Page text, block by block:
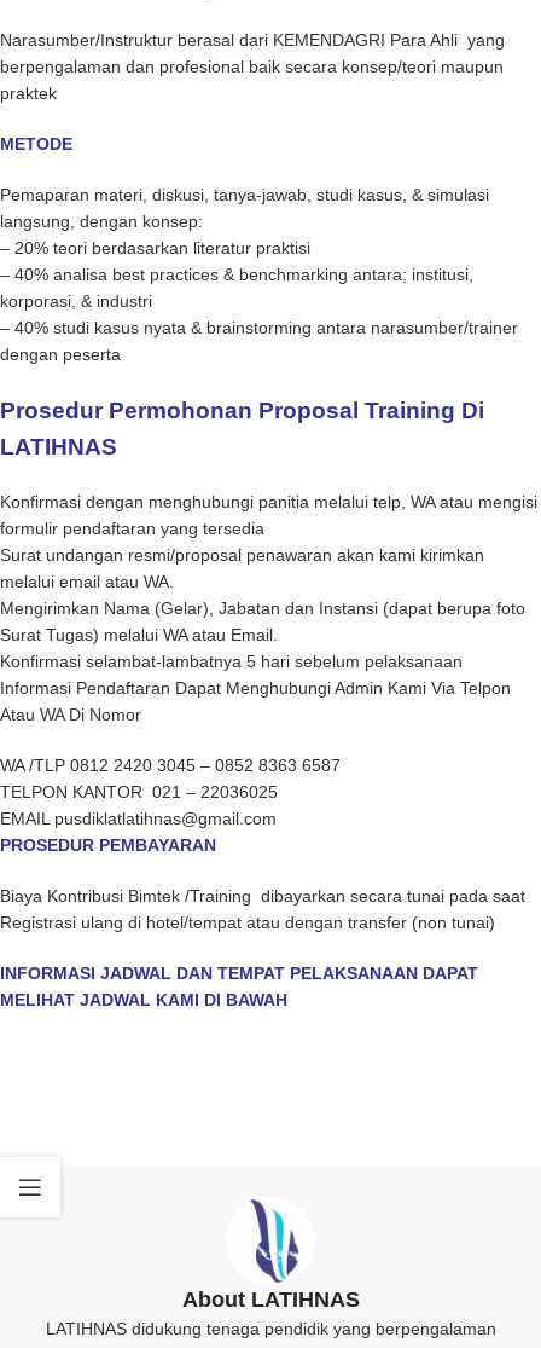
Narasumber/Instruktur berasal dari KEMENDAGRI Para Ahli yang
berpengalaman dan profesional baik secara konsep/teori maupun
praktek
METODE
Pemaparan materi, diskusi, tanya-jawab, studi kasus, & simulasi
langsung, dengan konsep:
– 20% teori berdasarkan literatur praktisi
– 40% analisa best practices & benchmarking antara; institusi,
korporasi, & industri
– 40% studi kasus nyata & brainstorming antara narasumber/trainer
dengan peserta
Prosedur Permohonan Proposal Training Di
LATIHNAS
Konfirmasi dengan menghubungi panitia melalui telp, WA atau mengisi
formulir pendaftaran yang tersedia
Surat undangan resmi/proposal penawaran akan kami kirimkan
melalui email atau WA.
Mengirimkan Nama (Gelar), Jabatan dan Instansi (dapat berupa foto
Surat Tugas) melalui WA atau Email.
Konfirmasi selambat-lambatnya 5 hari sebelum pelaksanaan
Informasi Pendaftaran Dapat Menghubungi Admin Kami Via Telpon
Atau WA Di Nomor
WA /TLP 0812 2420 3045 – 0852 8363 6587
TELPON KANTOR 021 – 22036025
EMAIL pusdiklatlatihnas@gmail.com
PROSEDUR PEMBAYARAN
Biaya Kontribusi Bimtek /Training dibayarkan secara tunai pada saat
Registrasi ulang di hotel/tempat atau dengan transfer (non tunai)
INFORMASI JADWAL DAN TEMPAT PELAKSANAAN DAPAT
MELIHAT JADWAL KAMI DI BAWAH
About LATIHNAS
LATIHNAS didukung tenaga pendidik yang berpengalaman